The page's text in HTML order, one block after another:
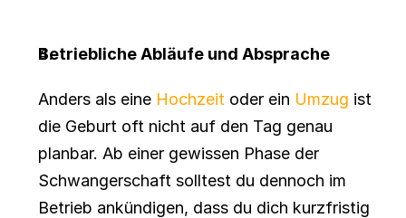
Betriebliche Abläufe und Absprache
Anders als eine Hochzeit oder ein Umzug ist
die Geburt oft nicht auf den Tag genau
planbar. Ab einer gewissen Phase der
Schwangerschaft solltest du dennoch im
Betrieb ankündigen, dass du dich kurzfristig